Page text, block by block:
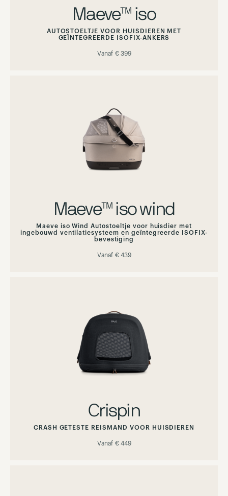
Maeve™ iso
AUTOSTOELTJE VOOR HUISDIEREN MET
GEÏNTEGREERDE ISOFIX-ANKERS
Vanaf € 399
Maeve™ iso wind
Maeve iso Wind Autostoeltje voor huisdier met
ingebouwd ventilatiesysteem en geïntegreerde ISOFIX-
bevestiging
Vanaf € 439
Crispin
CRASH GETESTE REISMAND VOOR HUISDIEREN
Vanaf € 449